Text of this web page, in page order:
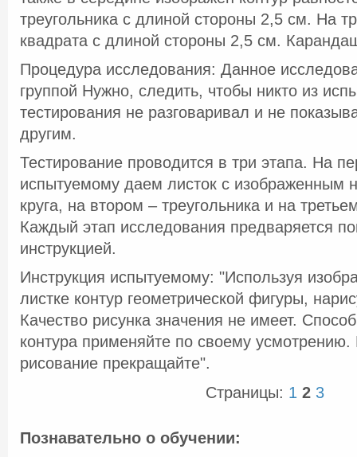
треугольника с длиной стороны 2,5 см. На
квадрата с длиной стороны 2,5 см.
Процедура исследования: Данное
группой Нужно, следить, чтобы никто из
тестирования не разговаривал и не
другим.
Тестирование проводится в три этапа. На
испытуемому даем листок с изображенным
круга, на втором – треугольника и на
Каждый этап исследования предваряется
инструкцией.
Инструкция испытуемому: "Используя
листке контур геометрической фигуры,
Качество рисунка значения не имеет.
контура применяйте по своему
рисование прекращайте".
Страницы: 1 2 3
Познавательно о обучении: